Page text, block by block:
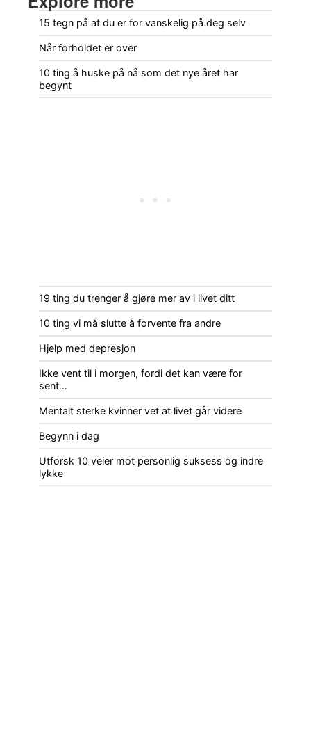
15 tegn på at du er for vanskelig på deg selv
Når forholdet er over
10 ting å huske på nå som det nye året har
begynt
19 ting du trenger å gjøre mer av i livet ditt
10 ting vi må slutte å forvente fra andre
Hjelp med depresjon
Ikke vent til i morgen, fordi det kan være for
sent…
Mentalt sterke kvinner vet at livet går videre
Begynn i dag
Utforsk 10 veier mot personlig suksess og indre
lykke